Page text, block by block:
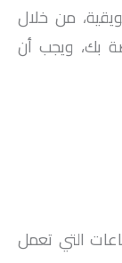
من خلال
بك، ويجب أن
التي تعمل